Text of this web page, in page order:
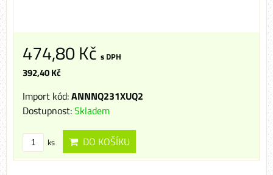
474,80 Kč s DPH
392,40 Kč
Import kód:ANNNQ231XUQ2
Dostupnost:Skladem
ks DO KOŠÍKU